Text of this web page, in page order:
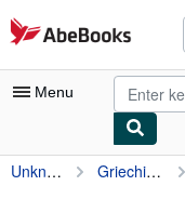
Skip to main content
AbeBooks.com
Menu
My Account
Unknown Griechische Kunst und Archaeologie